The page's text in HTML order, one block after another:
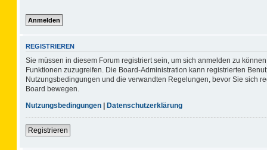
REGISTRIEREN
Sie müssen in diesem Forum registriert sein, um sich anmelden zu
Funktionen zuzugreifen. Die Board-Administration kann registrierten
Nutzungsbedingungen und die verwandten Regelungen, bevor Sie sich
Board bewegen.
Nutzungsbedingungen | Datenschutzerklärung
Registrieren